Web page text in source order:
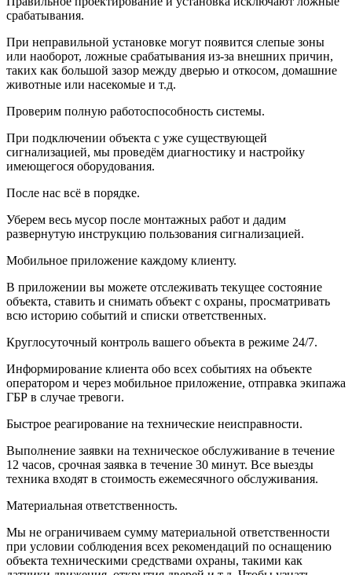
срабатывания.
При неправильной установке могут появится слепые зоны
или наоборот, ложные срабатывания из-за внешних причин,
таких как большой зазор между дверью и откосом, домашние
животные или насекомые и т.д.
Проверим полную работоспособность системы.
При подключении объекта с уже существующей
сигнализацией, мы проведём диагностику и настройку
имеющегося оборудования.
После нас всё в порядке.
Уберем весь мусор после монтажных работ и дадим
развернутую инструкцию пользования сигнализацией.
Мобильное приложение каждому клиенту.
В приложении вы можете отслеживать текущее состояние
объекта, ставить и снимать объект с охраны, просматривать
всю историю событий и списки ответственных.
Круглосуточный контроль вашего объекта в режиме 24/7.
Информирование клиента обо всех событиях на объекте
оператором и через мобильное приложение, отправка экипажа
ГБР в случае тревоги.
Быстрое реагирование на технические неисправности.
Выполнение заявки на техническое обслуживание в течение
12 часов, срочная заявка в течение 30 минут. Все выезды
техника входят в стоимость ежемесячного обслуживания.
Материальная ответственность.
Мы не ограничиваем сумму материальной ответственности
при условии соблюдения всех рекомендаций по оснащению
объекта техническими средствами охраны, такими как